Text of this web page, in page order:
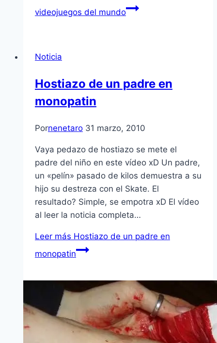
videojuegos del mundo
Noticia
Hostiazo de un padre en
monopatin
Pornenetaro 31 marzo, 2010
Vaya pedazo de hostiazo se mete el
padre del niño en este ví­deo xD Un padre,
un «pelí­n» pasado de kilos demuestra a su
hijo su destreza con el Skate. El
resultado? Simple, se empotra xD El ví­deo
al leer la noticia completa…
Leer más Hostiazo de un padre en
monopatin